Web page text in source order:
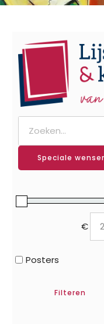
Speciale
€
Posters
Filteren